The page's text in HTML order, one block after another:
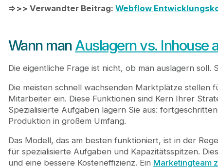
=>>> Verwandter Beitrag: Webflow
Wann man Auslagern vs. Inhouse
Die eigentliche Frage ist nicht, ob man auslagern
Die meisten schnell wachsenden Marktplätze stellen
Mitarbeiter ein. Diese Funktionen sind Kern Ihrer
Spezialisierte Aufgaben lagern Sie aus:
Produktion in großem Umfang.
Das Modell, das am besten funktioniert, ist in der
für spezialisierte Aufgaben und Kapazitätsspitzen.
und eine bessere Kosteneffizienz. Ein Marketingteam